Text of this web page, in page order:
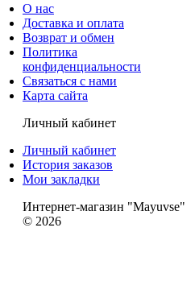
О нас
Доставка и оплата
Возврат и обмен
Политика
конфиденциальности
Связаться с нами
Карта сайта
Личный кабинет
Личный кабинет
История заказов
Мои закладки
Интернет-магазин "Mayuvse"
© 2026